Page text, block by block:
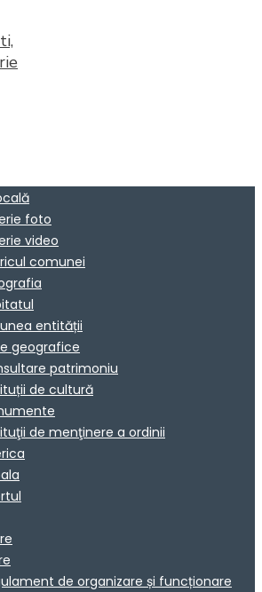
foto
video
comunei
entității
geografice
patrimoniu
de cultură
de menţinere a ordinii
de organizare și funcționare